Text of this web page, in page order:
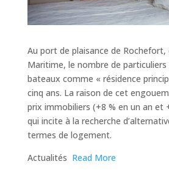
Au port de plaisance de Rochefort,
Maritime, le nombre de
bateaux comme « résidence
cinq ans. La raison de cet
prix immobiliers (+8 % en un an et
qui incite à la recherche
termes de logement.
​Actualités Read More